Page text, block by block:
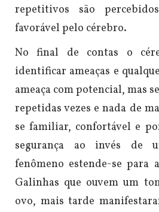
repetitivos são
favorável pelo cérebro.
No final de contas o
identificar ameaças e
ameaça com potencial, mas
repetidas vezes e nada de
se familiar, confortável e
segurança ao invés de
fenômeno estende-se para
Galinhas que ouvem um
ovo, mais tarde